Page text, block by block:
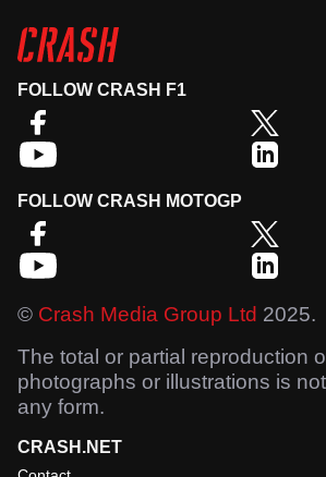
FOLLOW CRASH F1
FOLLOW CRASH MOTOGP
© Crash Media Group Ltd 2025.
The total or partial reproduction
photographs or illustrations is
any form.
CRASH.NET